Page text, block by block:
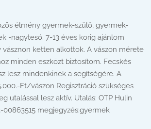
élmény gyermek-szülő, gyermek-
-nagytesó. 7-13 éves korig ajánlom
vásznon ketten alkottok. A vászon mérete
minden eszközt biztosítom. Fecskés
lesz mindenkinek a segítségére. A
Ft/vászon Regisztráció szükséges
utalással lesz aktív. Utalás: OTP Hulin
00863515 megjegyzés:gyermek